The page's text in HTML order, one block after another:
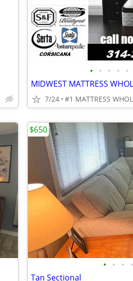
• • • • •
7/24
• • • •
Tan Sectional
$650